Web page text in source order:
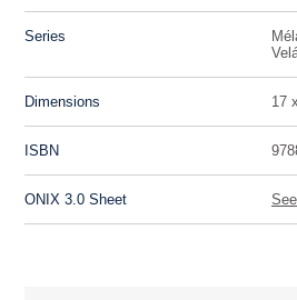
Series
Dimensions 17
ISBN
ONIX 3.0 Sheet